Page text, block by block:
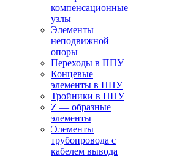
компенсационные
узлы
Элементы
неподвижной
опоры
Переходы в ППУ
Концевые
элементы в ППУ
Тройники в ППУ
Z — образные
элементы
Элементы
трубопровода с
кабелем вывода